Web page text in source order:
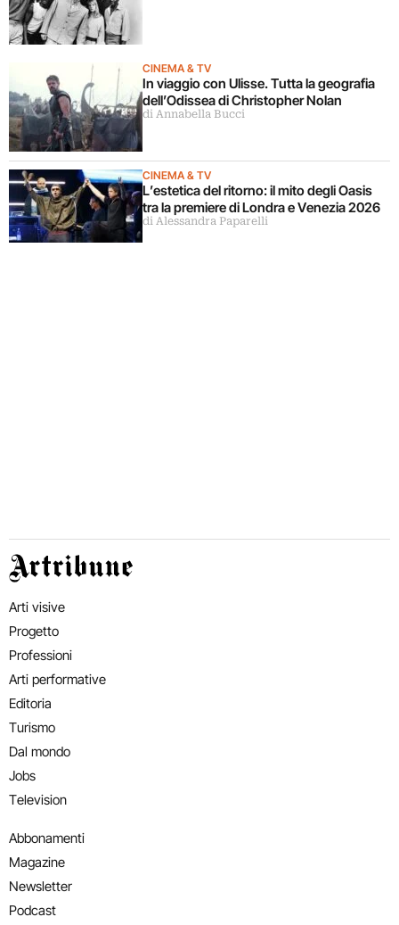
CINEMA & TV
In viaggio con Ulisse. Tutta la geografia
dell’Odissea di Christopher Nolan
di Annabella Bucci
CINEMA & TV
L’estetica del ritorno: il mito degli Oasis
tra la premiere di Londra e Venezia 2026
di Alessandra Paparelli
Artribune
Arti visive
Progetto
Professioni
Arti performative
Editoria
Turismo
Dal mondo
Jobs
Television
Abbonamenti
Magazine
Newsletter
Podcast